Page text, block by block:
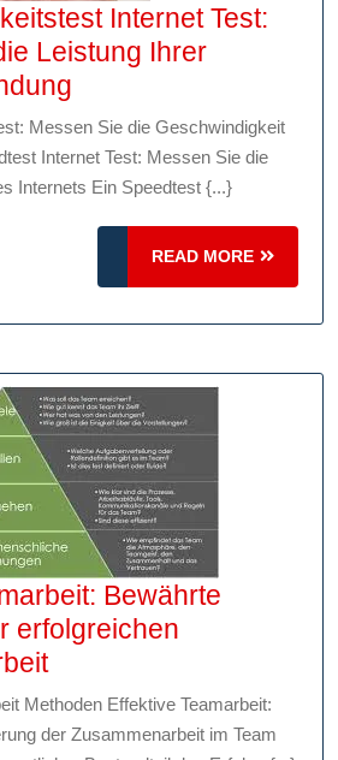
Internet Test:
Leistung Ihrer
Internet
Test:
Messen
Sie
Leistung
Ihrer
Messen Sie die Geschwindigkeit
Internet Test: Messen Sie die
Internets Ein Speedtest {...}
READ MORE
READ
MORE
Bewährte
erfolgreichen
Effektive
Teamarbeit:
Bewährte
Methoden Effektive Teamarbeit:
der Zusammenarbeit im Team